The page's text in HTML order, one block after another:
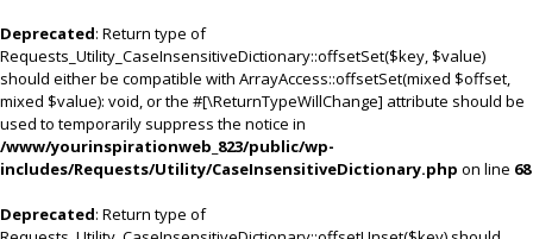
Deprecated: Return type of
Requests_Utility_CaseInsensitiveDictionary::offsetSet($key, $value)
should either be compatible with ArrayAccess::offsetSet(mixed $offset,
mixed $value): void, or the #[\ReturnTypeWillChange] attribute should be
used to temporarily suppress the notice in
/www/yourinspirationweb_823/public/wp-
includes/Requests/Utility/CaseInsensitiveDictionary.php on line 68
Deprecated: Return type of